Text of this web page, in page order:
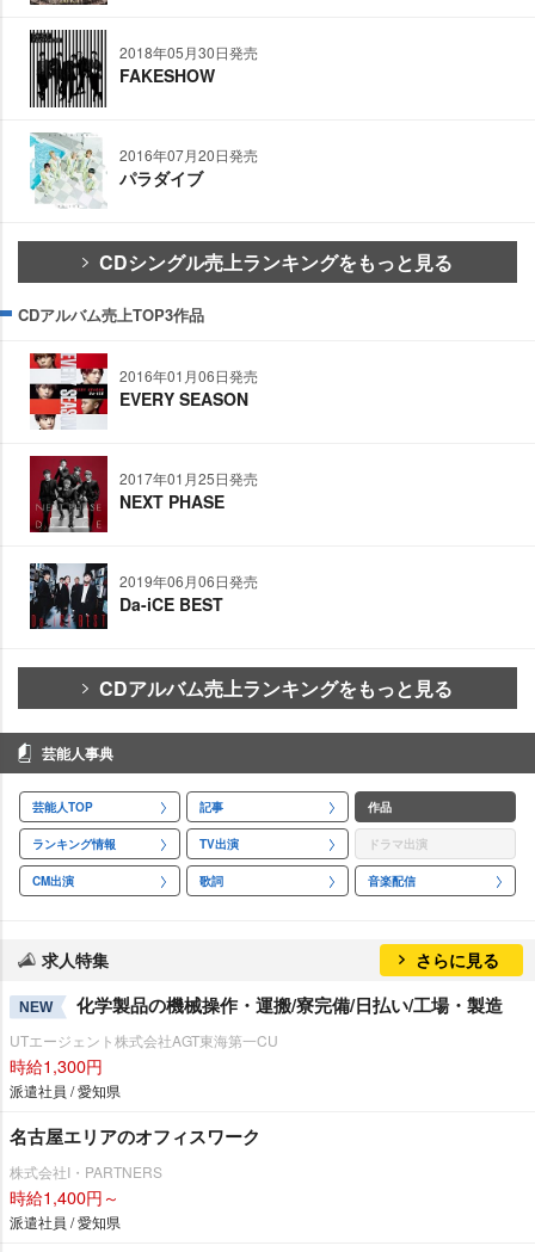
2018年05月30日発売
FAKESHOW
2016年07月20日発売
パラダイブ
CDシングル売上ランキングをもっと見る
CDアルバム売上TOP3作品
2016年01月06日発売
EVERY SEASON
2017年01月25日発売
NEXT PHASE
2019年06月06日発売
Da-iCE BEST
CDアルバム売上ランキングをもっと見る
芸能人事典
芸能人TOP 記事 作品
ランキング情報 TV出演 ドラマ出演
CM出演 歌詞 音楽配信
求人特集 さらに見る
NEW 化学製品の機械操作・運搬/寮完備/日払い/工場・製造
UTエージェント株式会社AGT東海第一CU
時給1,300円
派遣社員 / 愛知県
名古屋エリアのオフィスワーク
株式会社I・PARTNERS
時給1,400円～
派遣社員 / 愛知県